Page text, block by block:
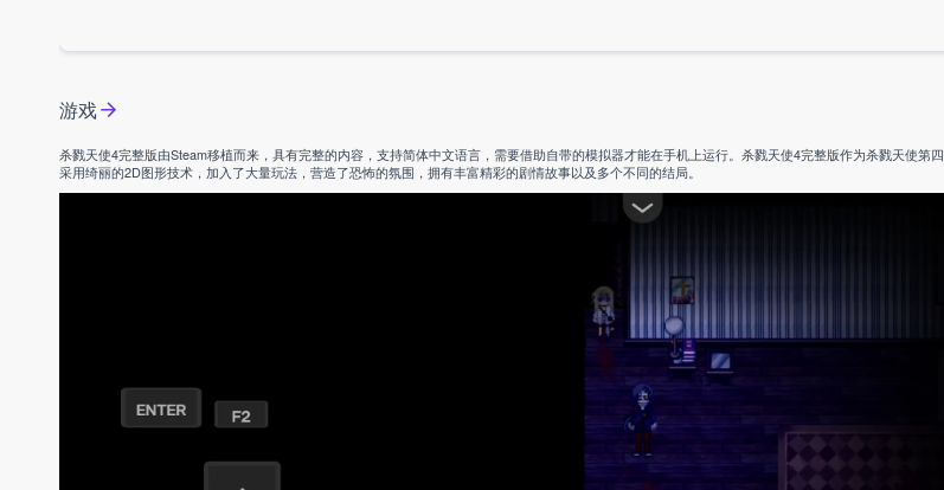
游戏
杀戮天使4完整版由Steam移植而来，具有完整的内容，支持简体中文语言，需要借助自带的模拟器才能在手机上运行。杀戮天使4完整版作为杀戮天使第
采用绮丽的2D图形技术，加入了大量玩法，营造了恐怖的氛围，拥有丰富精彩的剧情故事以及多个不同的结局。